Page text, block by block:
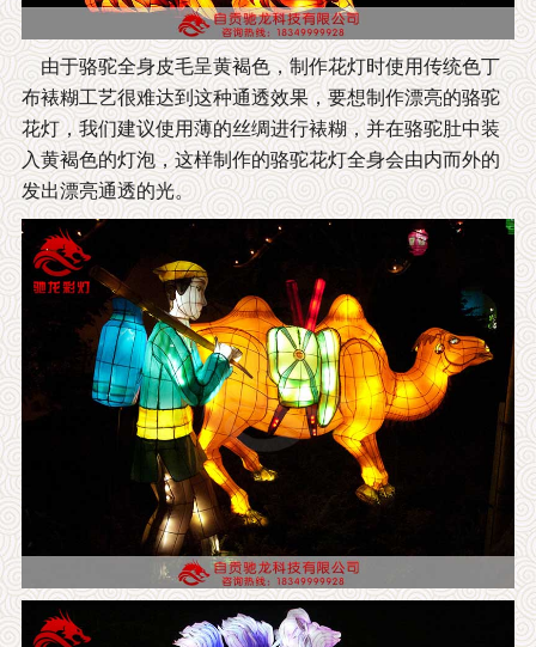
由于骆驼全身皮毛呈黄褐色，制作花灯时使用传统色丁
布裱糊工艺很难达到这种通透效果，要想制作漂亮的骆驼
花灯，我们建议使用薄的丝绸进行裱糊，并在骆驼肚中装
入黄褐色的灯泡，这样制作的骆驼花灯全身会由内而外的
发出漂亮通透的光。